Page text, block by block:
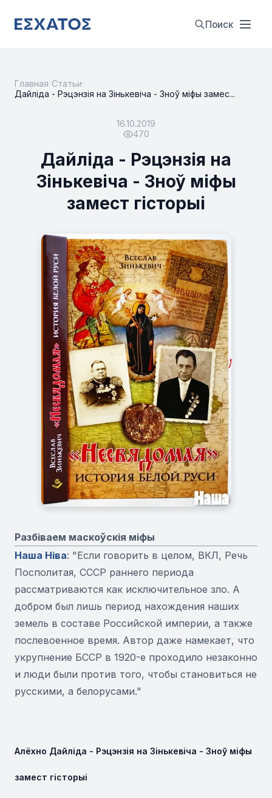
Поиск
Главная Статьи
Дайліда - Рэцэнзія на Зінькевіча - Зноў міфы замес...
16.10.2019
470
Дайліда - Рэцэнзія на
Зінькевіча - Зноў міфы
замест гісторыі
Разбіваем маскоўскія міфы
Наша Ніва: "Если говорить в целом, ВКЛ, Речь
Посполитая, СССР раннего периода
рассматриваются как исключительное зло. А
добром был лишь период нахождения наших
земель в составе Российской империи, а также
послевоенное время. Автор даже намекает, что
укрупнение БССР в 1920-е проходило незаконно
и люди были против того, чтобы становиться не
русскими, а белорусами."
Алёхно Дайліда - Рэцэнзія на Зінькевіча - Зноў міфы
замест гісторыі